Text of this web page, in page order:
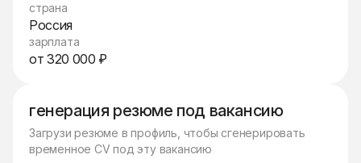
генерация резюме под вакансию
Загрузи резюме в профиль, чтобы сгенерировать
временное CV под эту вакансию
страна
Россия
зарплата
от 320 000 ₽